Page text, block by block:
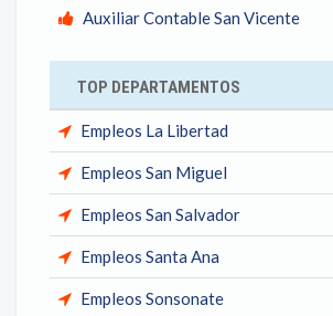
Auxiliar Contable San Vicente
TOP DEPARTAMENTOS
Empleos La Libertad
Empleos San Miguel
Empleos San Salvador
Empleos Santa Ana
Empleos Sonsonate